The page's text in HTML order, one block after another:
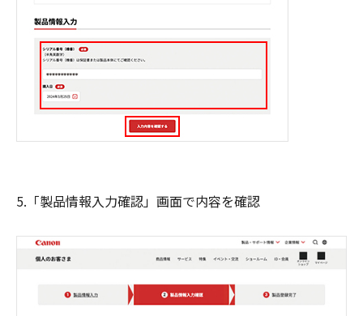
5.「製品情報入力確認」画面で内容を確認